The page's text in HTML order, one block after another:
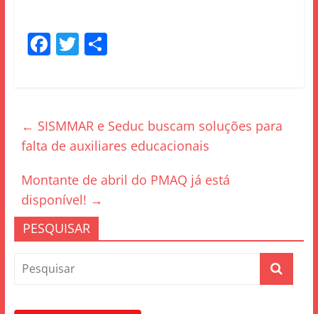
F
b
o
o
k
T S
← SISMMAR e Seduc buscam soluções para
falta de auxiliares educacionais
Montante de abril do PMAQ já está
disponível! →
PESQUISAR